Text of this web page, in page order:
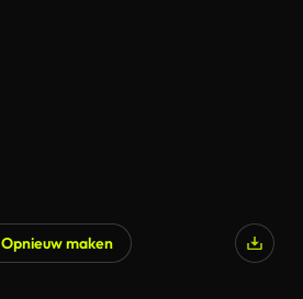
Opnieuw maken